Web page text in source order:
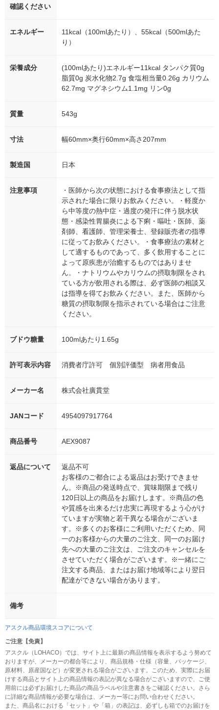
確認ください
エネルギー
11kcal（100mlあたり）、55kcal（500mlあた
り）
栄養成分
(100mlあたり)エネルギー11kcal タンパク質0g
脂質0g 炭水化物2.7g 食塩相当量0.26g カリウム
62.7mg マグネシウム1.1mg リン0g
質量 543g
寸法 幅60mm×奥行60mm×高さ207mm
製造国 日本
注意事項
・医師から次の状態における食事療法として指
示された場合に限りお飲みください。・軽度か
ら中等度の熱中症・過度の発汗に伴う脱水状
態・感染性胃腸炎による下痢・嘔吐・医師、薬
剤師、看護師、管理栄養士、登録販売者の指導
に従ってお飲みください。・食事療法の素材と
して適するものであって、多く飲用することに
よって原疾患が治癒するものではありませ
ん。・ナトリウムやカリウムの摂取制限をされ
ている方が飲用される際は、必ず医師の相談又
は指導を得てお飲みください。また、医師から
糖質の摂取制限を指示されている場合はご注意
ください。
ブドウ糖量 100mlあたり1.65g
許可表示内容 消費者庁許可 個別評価型 病者用食品
メーカー名 株式会社廣貫堂
JANコード 4954097917764
商品番号 AEX9087
返品について
返品不可
お客様のご都合による返品はお受けできませ
ん。※商品の発送時点で、賞味期限まで残り
120日以上の商品をお届けします。※商品の色
や質感を出来るだけ忠実に再現するよう心がけ
ていますが実物と若干異なる場合がございま
す。※多くのお客様にご利用いただくため、同
一のお客様からの大量のご注文、同一のお届け
先への大量のご注文は、ご注文のキャンセルを
させていただく場合がございます。※一緒にご
注文する商品、またはお届け地域等により翌日
配達ができない場合があります。
備考
アスクル商品環境スコアについて
ご注意【免責】
アスクル（LOHACO）では、サイト上に最新の商品情報を表示するよう努めて
おりますが、メーカーの都合等により、商品規格・仕様（容量、パッケージ、
原材料、原産国など）が変更される場合がございます。このため、実際にお届
けする商品とサイト上の商品情報の表記が異なる場合がございますので、ご使
用前には必ずお届けした商品の商品ラベルや注意書きをご確認ください。さら
に詳細な商品情報が必要な場合は、メーカー等にお問い合わせください。
また、商品名における「セット」や「箱」の表記は、必ずしも箱でのお届けを